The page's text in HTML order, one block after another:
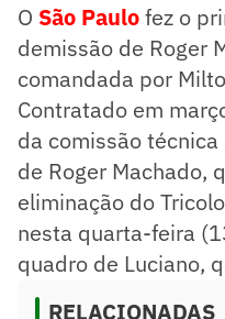
O São Paulofez o
demissão de Roger
comandada por
Contratado em
da comissão
de Roger Machado,
eliminação do
nesta quarta-feira
quadro de Luciano,
RELACIONADAS